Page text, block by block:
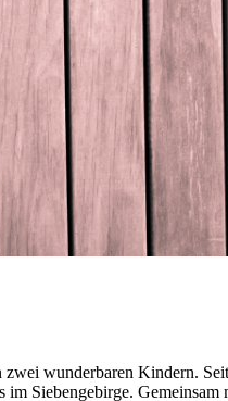
wunderbaren Kindern.
Siebengebirge.